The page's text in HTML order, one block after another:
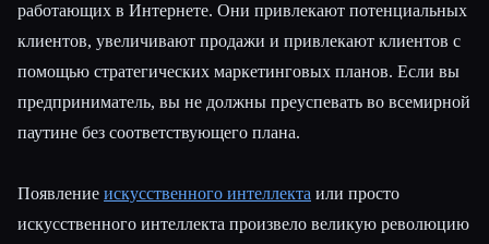
работающих в Интернете. Они привлекают потенциальных
клиентов, увеличивают продажи и привлекают клиентов с
помощью стратегических маркетинговых планов. Если вы
предприниматель, вы не должны преуспевать во всемирной
паутине без соответствующего плана.
Появление искусственного интеллекта или просто
искусственного интеллекта произвело великую революцию